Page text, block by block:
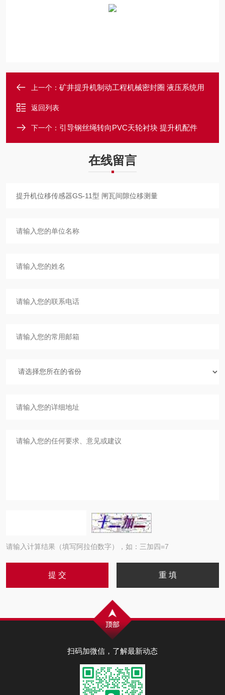
上一个： 矿井提升机制动工程机械密封圈 液压系统用
返回列表
下一个： 引导钢丝绳转向PVC天轮衬块 提升机配件
在线留言
请输入计算结果（填写阿拉伯数字），如：三加四=7
扫码加微信，了解最新动态